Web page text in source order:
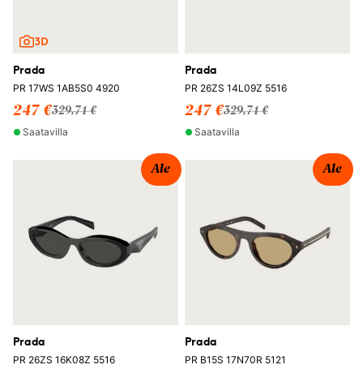
Prada
PR 17WS 1AB5S0 4920
247 €329,71 €
Saatavilla
Prada
PR 26ZS 14L09Z 5516
247 €329,71 €
Saatavilla
Ale
Prada
PR 26ZS 16K08Z 5516
Ale
Prada
PR B15S 17N70R 5121